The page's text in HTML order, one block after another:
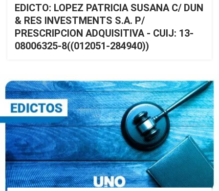
EDICTO: LOPEZ PATRICIA SUSANA C/ DUN
& RES INVESTMENTS S.A. P/
PRESCRIPCION ADQUISITIVA - CUIJ: 13-
08006325-8((012051-284940))